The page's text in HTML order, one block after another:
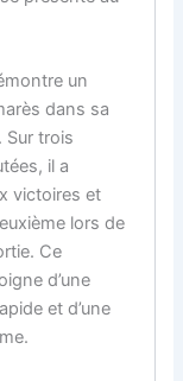
un
dans sa
Sur trois
il a
victoires et
lors de
Ce
d’une
et d’une